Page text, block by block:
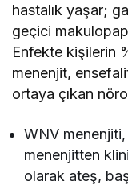
hastalık yaşar;
geçici
Enfekte kişilerin
menenjit,
ortaya çıkan
WNV
menenjitten
olarak ateş,